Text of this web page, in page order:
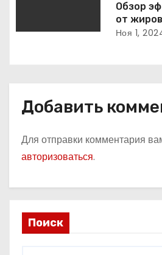
Обзор
от
Ноя 1,
Добавить
Для отправки комментария
авторизоваться.
Поиск